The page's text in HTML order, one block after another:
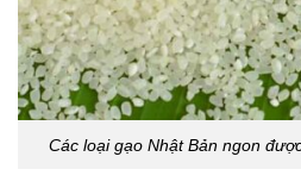
Các loại gạo Nhật Bản ngon